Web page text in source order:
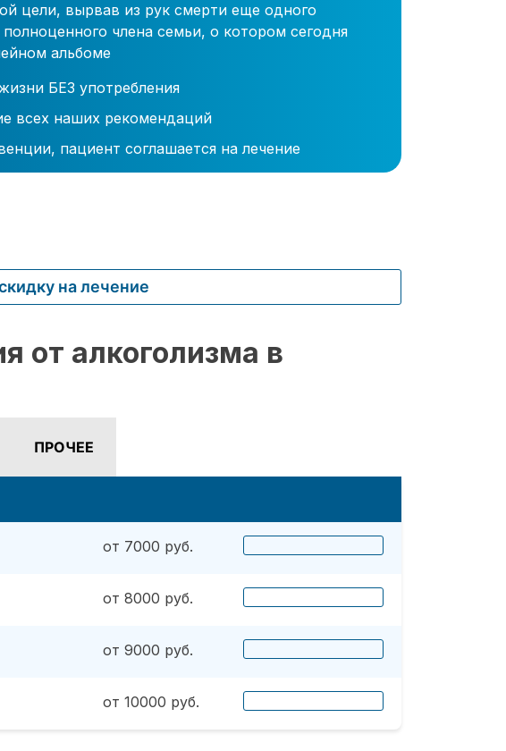
цели, вырвав из рук смерти еще одного
члена семьи, о котором сегодня
альбоме
БЕЗ употребления
всех наших рекомендаций
пациент соглашается на лечение
на лечение
от алкоголизма в
ПРОЧЕЕ
от 7000 руб.
от 8000 руб.
от 9000 руб.
от 10000 руб.